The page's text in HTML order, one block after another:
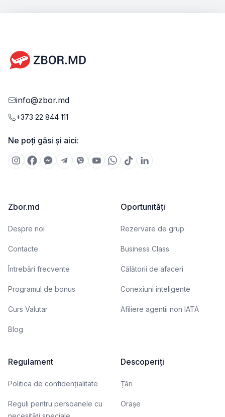
info@zbor.md
+373 22 844 111
Ne poți găsi și aici:
Zbor.md
Despre noi
Contacte
Întrebări frecvente
Programul de bonus
Curs Valutar
Blog
Oportunități
Rezervare de grup
Business Class
Călătorii de afaceri
Conexiuni inteligente
Afiliere agentii non IATA
Regulament
Politica de confidențialitate
Reguli pentru persoanele cu
Descoperiți
Țări
Orașe